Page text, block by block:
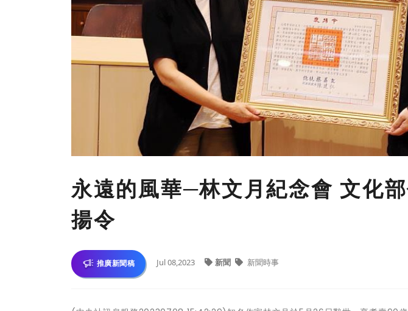
永遠的風華─林文月紀念會 文化
揚令
推廣新聞稿 Jul 08,2023 新聞 新聞時事